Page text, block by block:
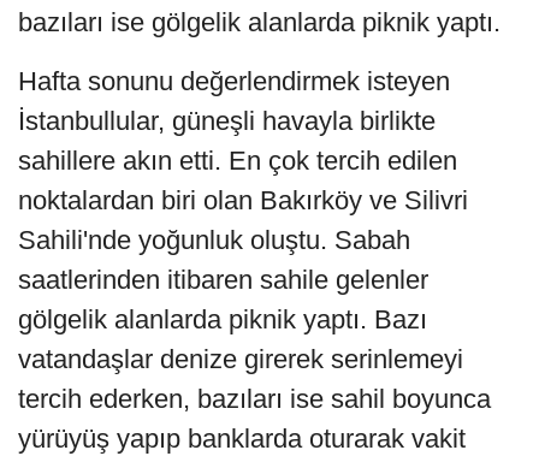
bazıları ise gölgelik alanlarda piknik yaptı.
Hafta sonunu değerlendirmek isteyen
İstanbullular, güneşli havayla birlikte
sahillere akın etti. En çok tercih edilen
noktalardan biri olan Bakırköy ve Silivri
Sahili'nde yoğunluk oluştu. Sabah
saatlerinden itibaren sahile gelenler
gölgelik alanlarda piknik yaptı. Bazı
vatandaşlar denize girerek serinlemeyi
tercih ederken, bazıları ise sahil boyunca
yürüyüş yapıp banklarda oturarak vakit